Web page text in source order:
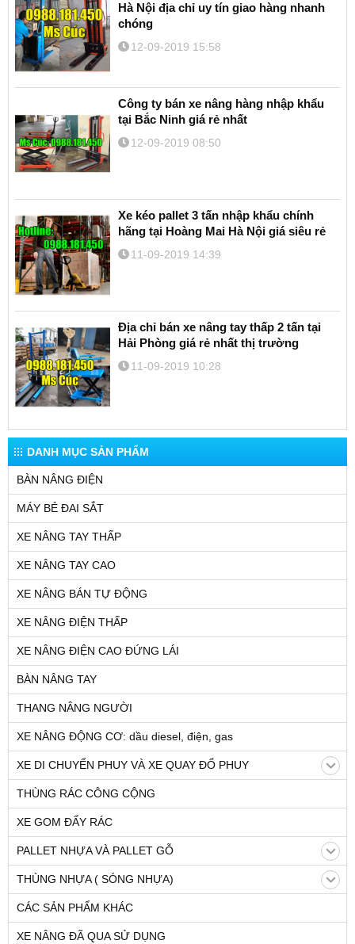
DANH MỤC SẢN PHẨM
BÀN NÂNG ĐIỆN
MÁY BẺ ĐAI SẮT
XE NÂNG TAY THẤP
XE NÂNG TAY CAO
XE NÂNG BÁN TỰ ĐỘNG
XE NÂNG ĐIỆN THẤP
XE NÂNG ĐIỆN CAO ĐỨNG LÁI
BÀN NÂNG TAY
THANG NÂNG NGƯỜI
XE NÂNG ĐỘNG CƠ: dầu diesel, điện, gas
XE DI CHUYỂN PHUY VÀ XE QUAY ĐỔ PHUY
THÙNG RÁC CÔNG CỘNG
XE GOM ĐẨY RÁC
PALLET NHỰA VÀ PALLET GỖ
THÙNG NHỰA ( SÓNG NHỰA)
CÁC SẢN PHẨM KHÁC
XE NÂNG ĐÃ QUA SỬ DỤNG
Hà Nội địa chỉ uy tín giao hàng nhanh
chóng
12-09-2019 15:58
Công ty bán xe nâng hàng nhập khẩu
tại Bắc Ninh giá rẻ nhất
12-09-2019 08:50
Xe kéo pallet 3 tấn nhập khẩu chính
hãng tại Hoàng Mai Hà Nội giá siêu rẻ
11-09-2019 14:39
Địa chỉ bán xe nâng tay thấp 2 tấn tại
Hải Phòng giá rẻ nhất thị trường
11-09-2019 10:28